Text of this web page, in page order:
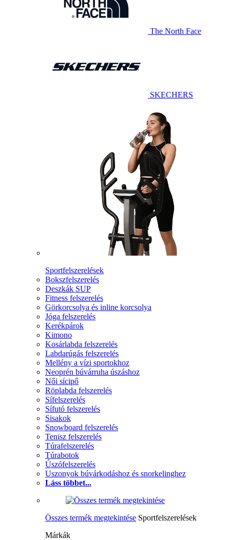
The North Face
SKECHERS
Sportfelszerelések
Bokszfelszerelés
Deszkák SUP
Fitness felszerelés
Görkorcsolya és inline korcsolya
Jóga felszerelés
Kerékpárok
Kimono
Kosárlabda felszerelés
Labdarúgás felszerelés
Mellény a vízi sportokhoz
Neoprén búvárruha úszáshoz
Női sícipő
Röplabda felszerelés
Sífelszerelés
Sífutó felszerelés
Sisakok
Snowboard felszerelés
Tenisz felszerelés
Túrafelszerelés
Túrabotok
Úszófelszerelés
Uszonyok búvárkodáshoz és snorkelinghez
Láss többet...
Összes termék megtekintése Sportfelszerelések
Márkák